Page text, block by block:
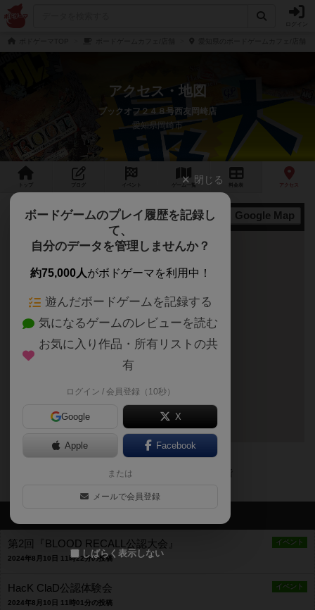
アクセス・地図
ブックオフ２４８号西友岡崎店
愛知県岡崎市
ゲーム 一覧 料金 アクセス
地図 Google Map
〒444-0840
愛知県岡崎市戸崎町越舞2-1 西友岡崎店内３階
イベント
第2回『BLOOD RECALL公認大会』
2024年8月10日 11時22分の投稿
イベント
HacK ClaD公認体験会
2024年8月10日 11時01分の投稿
閉じる
ボードゲームのプレイ履歴を記録し
て、
自分のデータを管理しませんか？
約75,000人がボドゲーマを利用中！
遊んだボードゲームを記録する
気になるゲームのレビューを読む
お気に入り作品・所有リストの共
有
ログイン / 会員登録（10秒）
Google X
Apple Facebook
または
メールで会員登録
しばらく表示しない